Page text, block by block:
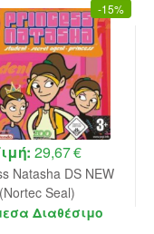
-15%
29,67 €
Natasha DS NEW
Seal)
Διαθέσιμο